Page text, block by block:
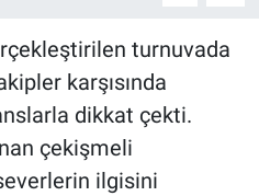
turnuvada
karşısında
dikkat çekti.
çekişmeli
ilgisini